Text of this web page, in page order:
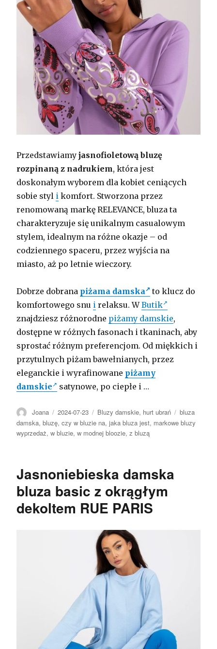
Przedstawiamyjasnofioletową bluzę
rozpinaną z nadrukiem, która jest
doskonałym wyborem dla kobiet ceniących
sobie styl i komfort. Stworzona przez
renomowaną markę RELEVANCE, bluza ta
charakteryzuje się unikalnym casualowym
stylem, idealnym na różne okazje – od
codziennego spaceru, przez wyjścia na
miasto, aż po letnie wieczory.
Dobrze dobrana piżama damska
to klucz do
komfortowego snu i relaksu. WButik
znajdziesz różnorodne piżamy damskie,
dostępne w różnych fasonach i tkaninach, aby
sprostać różnym preferencjom. Od miękkich i
przytulnych piżam bawełnianych, przez
eleganckie i wyrafinowane piżamy
damskie
satynowe, po ciepłe i …
Autor
Joana Opublikowano
2024-07-23 Kategorie
Bluzy damskie, hurt ubrań Tagi
bluza
damska,bluzę,czy w bluzie na,jaka bluza jest, markowe bluzy
wyprzedaż,w bluzie,w modnej bloozie,z bluzą
Jasnoniebieska damska
bluza basic z okrągłym
dekoltem RUE PARIS